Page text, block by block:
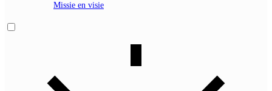
Missie en visie